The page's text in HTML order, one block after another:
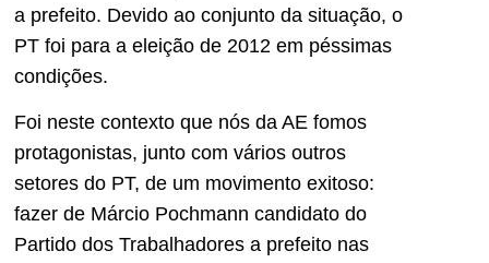
a prefeito. Devido ao conjunto da situação, o
PT foi para a eleição de 2012 em péssimas
condições.
Foi neste contexto que nós da AE fomos
protagonistas, junto com vários outros
setores do PT, de um movimento exitoso:
fazer de Márcio Pochmann candidato do
Partido dos Trabalhadores a prefeito nas